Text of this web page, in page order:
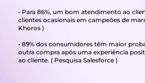
• Para 86%, um bom atendimento ao
clientes ocasionais em campeões de
Khoros )
• 89% dos consumidores têm maior
outra compra após uma experiência
ao cliente. ( Pesquisa Salesforce )